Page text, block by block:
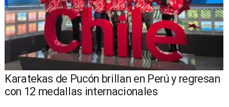
Karatekas de Pucón brillan en Perú y regresan
con 12 medallas internacionales